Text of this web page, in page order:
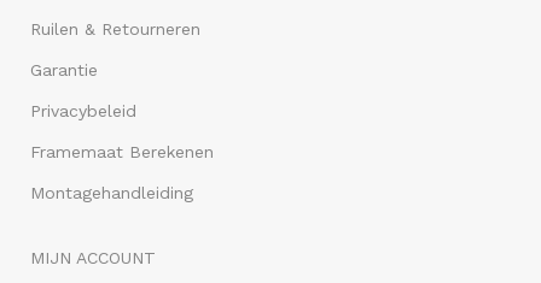
Ruilen & Retourneren
Garantie
Privacybeleid
Framemaat Berekenen
Montagehandleiding
MIJN ACCOUNT